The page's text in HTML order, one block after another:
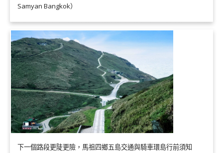
Samyan Bangkok）
下一個路段更陡更險，馬祖四鄉五島交通與騎車環島行前須知